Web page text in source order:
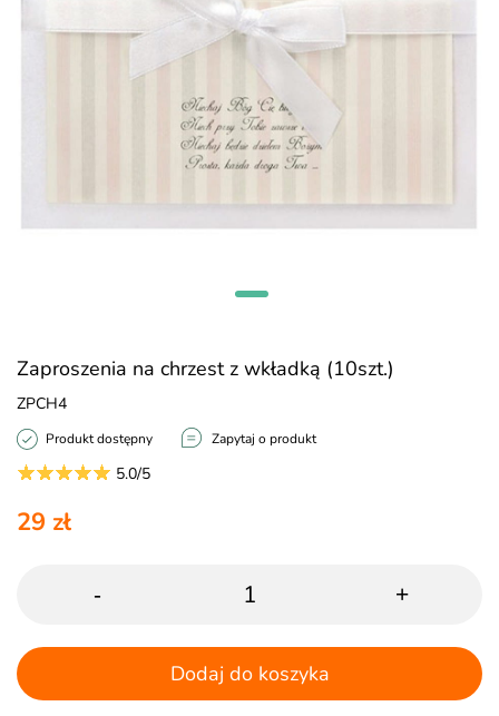
Zaproszenia na chrzest z wkładką (10szt.)
ZPCH4
Produkt dostępny Zapytaj o produkt
5.0/5
29 zł
- +
Dodaj do koszyka